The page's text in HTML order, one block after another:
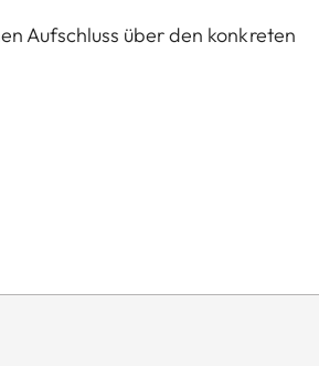
Aufschluss über den konkreten